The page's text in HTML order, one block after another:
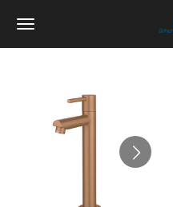
Ga
hoofdinhoud